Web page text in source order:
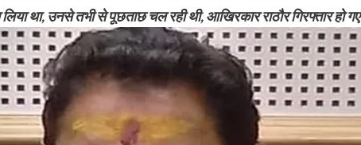
लिया था, उनसे तभी से पूछताछ चल रही थी, आखिरकार राठौर गिरफ्तार हो गए